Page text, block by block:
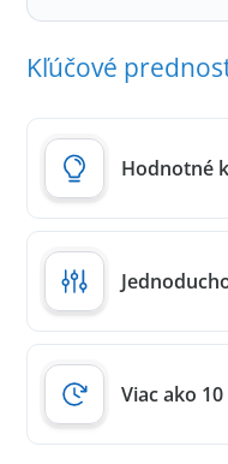
Kľúčové
Hodnotné
Viac ako